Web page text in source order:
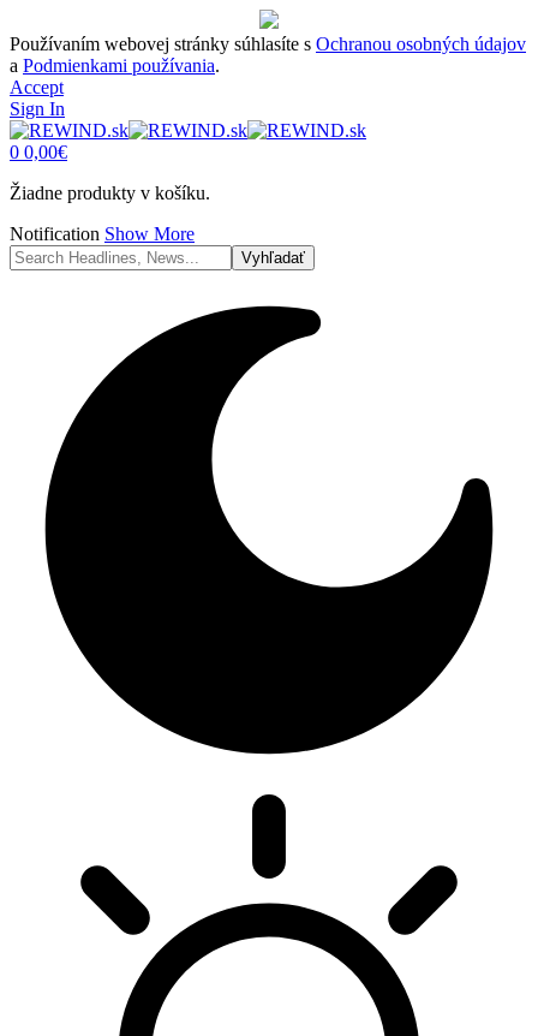
Používaním webovej stránky súhlasíte s Ochranou osobných údajov
a Podmienkami používania.
Accept
Sign In
0 0,00€
Žiadne produkty v košíku.
Notification Show More